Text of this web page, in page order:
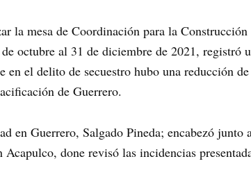
la mesa de Coordinación para la
octubre al 31 de diciembre de 2021, registró
el delito de secuestro hubo una reducción
de Guerrero.
en Guerrero, Salgado Pineda; encabezó
done revisó las incidencias